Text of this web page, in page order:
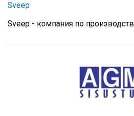
Sveep
Sveep - компания по